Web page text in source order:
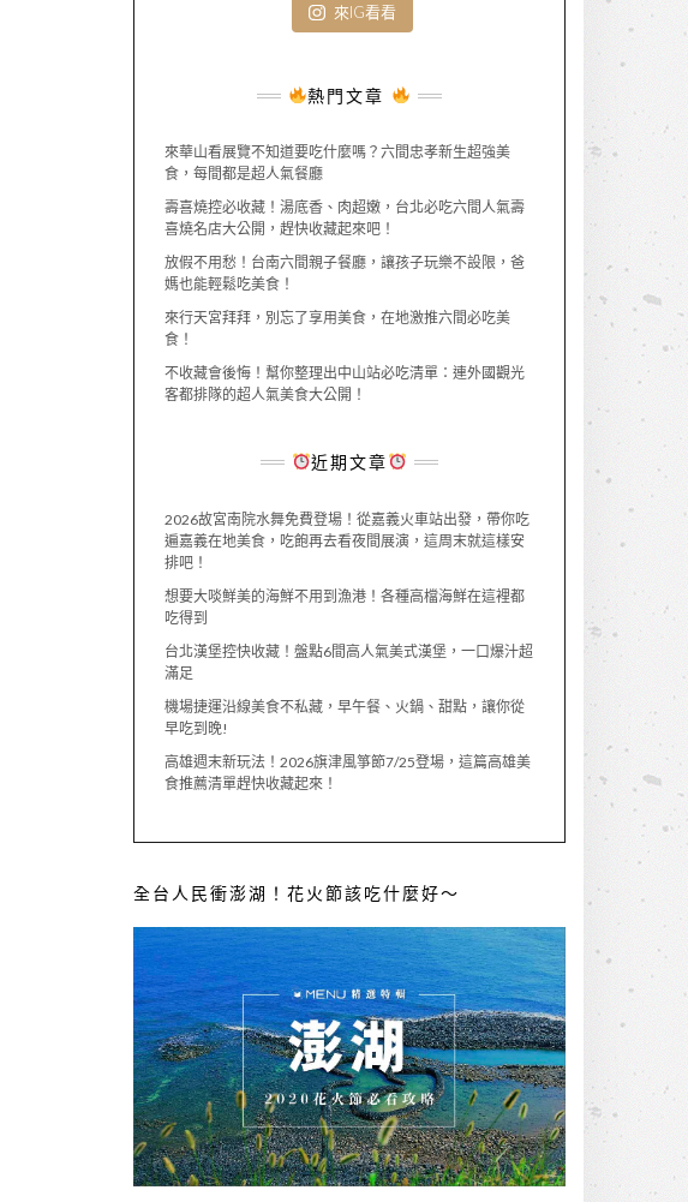
來IG看看
熱門文章
來華山看展覽不知道要吃什麼嗎？六間忠孝新生超強美
食，每間都是超人氣餐廳
壽喜燒控必收藏！湯底香、肉超嫩，台北必吃六間人氣壽
喜燒名店大公開，趕快收藏起來吧！
放假不用愁！台南六間親子餐廳，讓孩子玩樂不設限，爸
媽也能輕鬆吃美食！
來行天宮拜拜，別忘了享用美食，在地激推六間必吃美
食！
不收藏會後悔！幫你整理出中山站必吃清單：連外國觀光
客都排隊的超人氣美食大公開！
近期文章
2026故宮南院水舞免費登場！從嘉義火車站出發，帶你吃
遍嘉義在地美食，吃飽再去看夜間展演，這周末就這樣安
排吧！
想要大啖鮮美的海鮮不用到漁港！各種高檔海鮮在這裡都
吃得到
台北漢堡控快收藏！盤點6間高人氣美式漢堡，一口爆汁超
滿足
機場捷運沿線美食不私藏，早午餐、火鍋、甜點，讓你從
早吃到晚!
高雄週末新玩法！2026旗津風箏節7/25登場，這篇高雄美
食推薦清單趕快收藏起來！
全台人民衝澎湖！花火節該吃什麼好～